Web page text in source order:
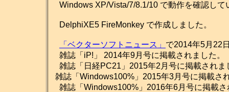
Windows XP/Vista/7/8.1/10 で動作を確認して
DelphiXE5 FireMonkey で作成しました。
「ベクターソフトニュース」 で2014年5月22
雑誌「iP!」 2014年9月号に掲載されました。
雑誌「日経PC21」2015年2月号に掲載されま
雑誌「Windows100%」2015年3月号に掲載さ
雑誌「Windows100%」2016年6月号に掲載さ